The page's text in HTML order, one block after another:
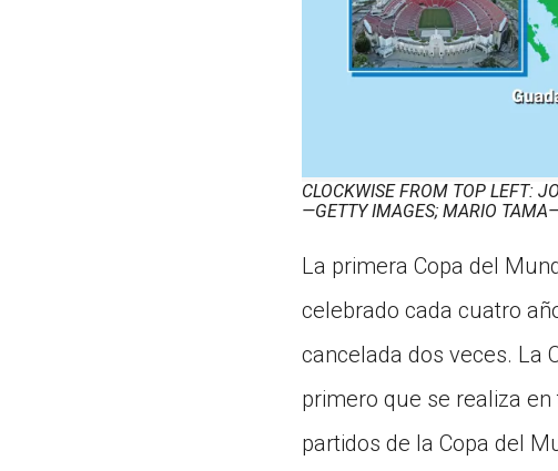
CLOCKWISE FROM TOP LEFT:
—GETTY IMAGES; MARIO
La primera Copa del
celebrado cada cuatro
cancelada dos veces. La
primero que se realiza
partidos de la Copa del